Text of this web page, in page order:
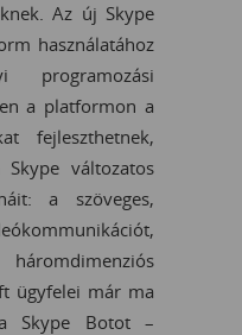
Az új Skype
használatához
programozási
a platformon a
fejleszthetnek,
változatos
a szöveges,
ügyfelei már ma
Skype Botot –